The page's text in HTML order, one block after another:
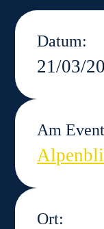
Datum:
21/03/
Am
Ort: